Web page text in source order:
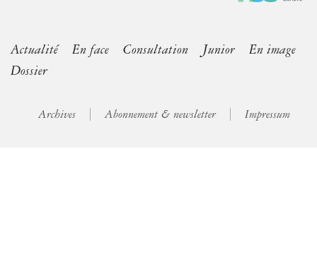
Actualité En face Consultation Junior
En image
Dossier
Archives Abonnement & newsletter Impressum